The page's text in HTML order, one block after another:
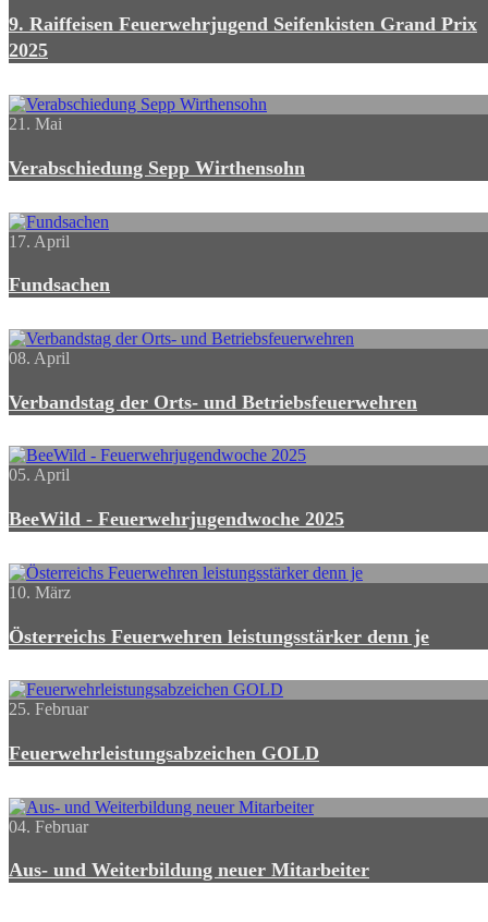
9. Raiffeisen Feuerwehrjugend Seifenkisten Grand Prix
2025
21. Mai
Verabschiedung Sepp Wirthensohn
17. April
Fundsachen
08. April
Verbandstag der Orts- und Betriebsfeuerwehren
05. April
BeeWild - Feuerwehrjugendwoche 2025
10. März
Österreichs Feuerwehren leistungsstärker denn je
25. Februar
Feuerwehrleistungsabzeichen GOLD
04. Februar
Aus- und Weiterbildung neuer Mitarbeiter